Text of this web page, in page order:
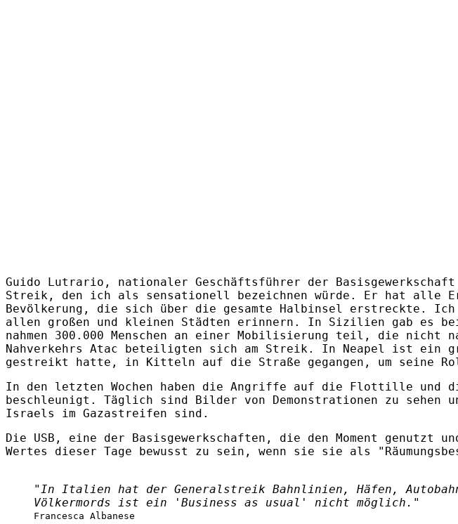
Guido Lutrario, nationaler Geschäftsführer der
Streik, den ich als sensationell bezeichnen würde. Er hat alle
Bevölkerung, die sich über die gesamte Halbinsel erstreckte.
allen großen und kleinen Städten erinnern. In Sizilien gab es
nahmen 300.000 Menschen an einer Mobilisierung teil, die
Nahverkehrs Atac beteiligten sich am Streik. In Neapel ist ein
gestreikt hatte, in Kitteln auf die Straße gegangen, um seine
In den letzten Wochen haben die Angriffe auf die Flottille und
beschleunigt. Täglich sind Bilder von Demonstrationen zu sehen
Israels im Gazastreifen sind.
Die USB, eine der Basisgewerkschaften, die den Moment
Wertes dieser Tage bewusst zu sein, wenn sie sie als
"In Italien hat der Generalstreik Bahnlinien, Häfen,
Völkermords ist ein 'Business as usual' nicht möglich."
Francesca Albanese